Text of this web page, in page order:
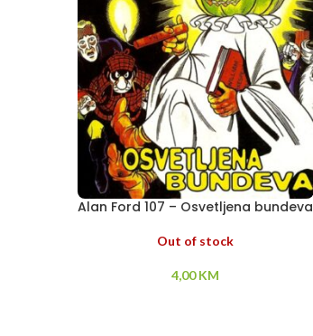
Alan Ford 107 – Osvetljena bundeva
Out of stock
4,00KM